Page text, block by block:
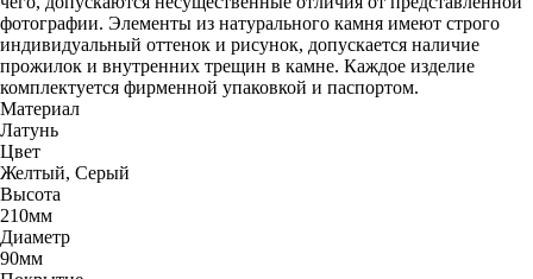
фотографии. Элементы из натурального камня имеют строго
индивидуальный оттенок и рисунок, допускается наличие
прожилок и внутренних трещин в камне. Каждое изделие
комплектуется фирменной упаковкой и паспортом.
Материал
Латунь
Цвет
Желтый, Серый
Высота
210мм
Диаметр
90мм